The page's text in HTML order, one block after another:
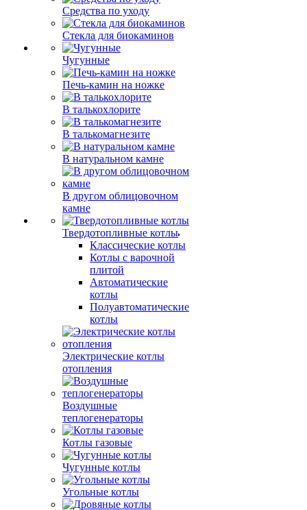
Средства по уходу
Стекла для биокаминов
Чугунные
Печь-камин на ножке
В талькохлорите
В талькомагнезите
В натуральном камне
В другом облицовочном
камне
Твердотопливные котлы
Классические котлы
Котлы с варочной
плитой
Автоматические
котлы
Полуавтоматические
котлы
Электрические котлы
отопления
Воздушные
теплогенераторы
Котлы газовые
Чугунные котлы
Угольные котлы